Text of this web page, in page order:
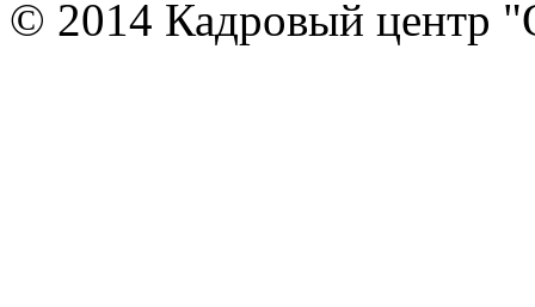
© 2014 Кадровый центр